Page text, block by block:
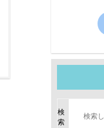
検
索